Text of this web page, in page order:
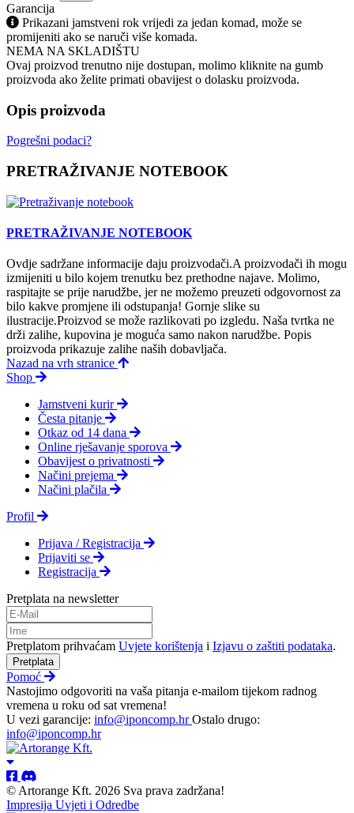
Garancija
Prikazani jamstveni rok vrijedi za jedan komad, može se
promijeniti ako se naruči više komada.
NEMA NA SKLADIŠTU
Ovaj proizvod trenutno nije dostupan, molimo kliknite na gumb
proizvoda ako želite primati obavijest o dolasku proizvoda.
Opis proizvoda
Pogrešni podaci?
PRETRAŽIVANJE NOTEBOOK
PRETRAŽIVANJE NOTEBOOK
Ovdje sadržane informacije daju proizvodači.A proizvodači ih mogu
izmijeniti u bilo kojem trenutku bez prethodne najave. Molimo,
raspitajte se prije narudžbe, jer ne možemo preuzeti odgovornost za
bilo kakve promjene ili odstupanja! Gornje slike su
ilustracije.Proizvod se može razlikovati po izgledu. Naša tvrtka ne
drži zalihe, kupovina je moguća samo nakon narudžbe. Popis
proizvoda prikazuje zalihe naših dobavljača.
Nazad na vrh stranice
Shop
Jamstveni kurir
Česta pitanje
Otkaz od 14 dana
Online rješavanje sporova
Obavijest o privatnosti
Načini prejema
Načini plačila
Profil
Prijava / Registracija
Prijaviti se
Registracija
Pretplata na newsletter
Pretplatom prihvaćam Uvjete korištenja i Izjavu o zaštiti podataka.
Pretplata
Pomoć
Nastojimo odgovoriti na vaša pitanja e-mailom tijekom radnog
vremena u roku od sat vremena!
U vezi garancije: info@iponcomp.hrOstalo drugo:
info@iponcomp.hr
© Artorange Kft. 2026 Sva prava zadržana!
Impresija Uvjeti i Odredbe